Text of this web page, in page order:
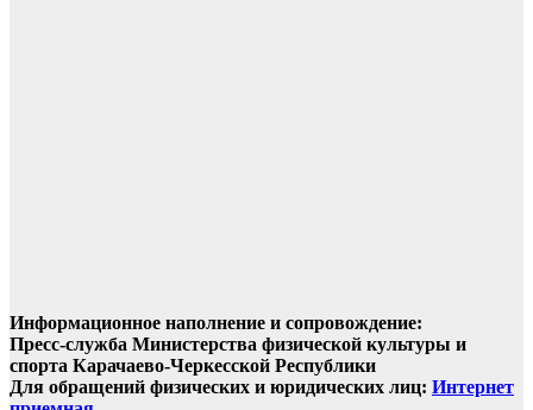
Информационное наполнение и сопровождение:
Пресс-служба Министерства физической культуры и
спорта Карачаево-Черкесской Республики
Для обращений физических и юридических лиц: Интернет